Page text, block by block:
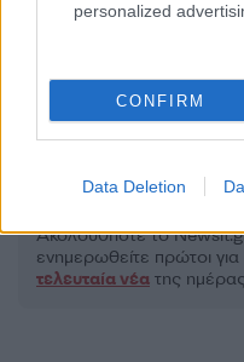
personalized
CONFIRM
Data Deletion
Share:
Ακολουθήστε το
ενημερωθείτε πρώτοι
τελευταία νέα της ημέρας